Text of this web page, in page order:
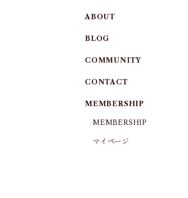
ABOUT
BLOG
COMMUNITY
CONTACT
MEMBERSHIP
MEMBERSHIP
マイページ